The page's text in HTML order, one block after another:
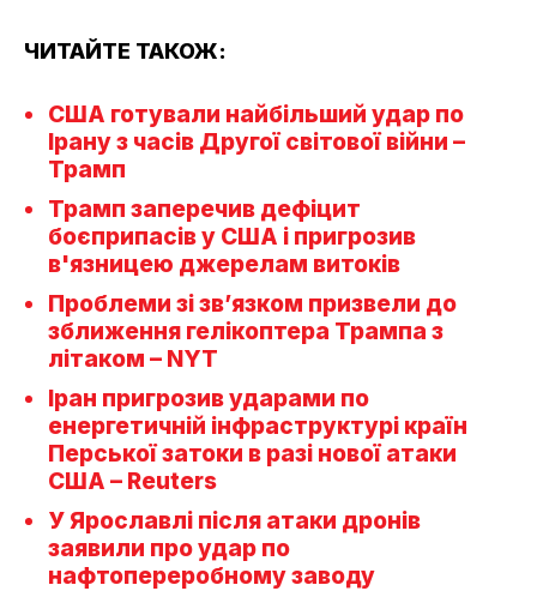
ЧИТАЙТЕ ТАКОЖ:
США готували найбільший удар по
Ірану з часів Другої світової війни –
Трамп
Трамп заперечив дефіцит
боєприпасів у США і пригрозив
в'язницею джерелам витоків
Проблеми зі зв’язком призвели до
зближення гелікоптера Трампа з
літаком – NYT
Іран пригрозив ударами по
енергетичній інфраструктурі країн
Перської затоки в разі нової атаки
США – Reuters
У Ярославлі після атаки дронів
заявили про удар по
нафтопереробному заводу